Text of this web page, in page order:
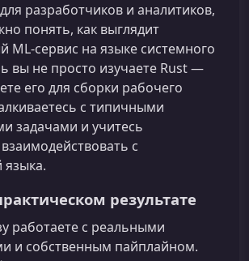
разработчиков и аналитиков,
понять, как выглядит
ML-сервис на языке системного
вы не просто изучаете Rust —
его для сборки рабочего
с типичными
задачами и учитесь
с
языка.
результате
работаете с реальными
и собственным пайплайном.